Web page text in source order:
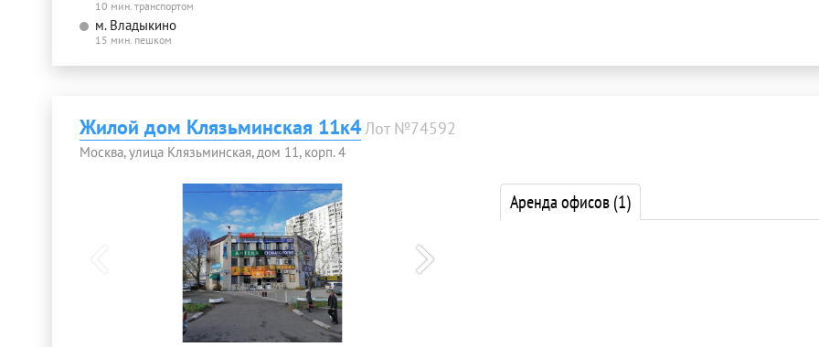
10 мин. транспортом
м. Владыкино
15 мин. пешком
Жилой дом Клязьминская 11к4 Лот №74592
Москва, улица Клязьминская, дом 11, корп. 4
Аренда офисов(1)